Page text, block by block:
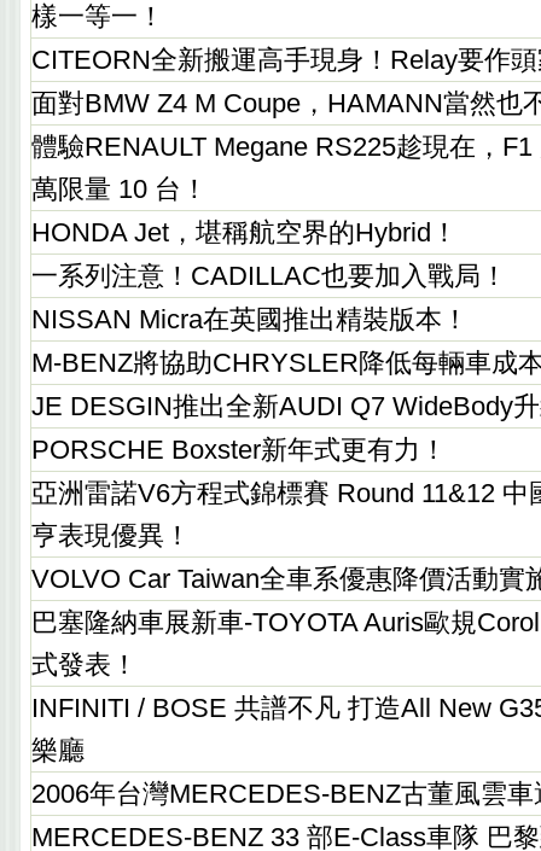
樣一等一！
CITEORN全新搬運高手現身！Relay要作
面對BMW Z4 M Coupe，HAMANN當然也
體驗RENAULT Megane RS225趁現在，
萬限量 10 台！
HONDA Jet，堪稱航空界的Hybrid！
一系列注意！CADILLAC也要加入戰局！
NISSAN Micra在英國推出精裝版本！
M-BENZ將協助CHRYSLER降低每輛車成
JE DESGIN推出全新AUDI Q7 WideBody
PORSCHE Boxster新年式更有力！
亞洲雷諾V6方程式錦標賽 Round 11&12 中
亨表現優異！
VOLVO Car Taiwan全車系優惠降價活動實
巴塞隆納車展新車-TOYOTA Auris歐規
式發表！
INFINITI / BOSE 共譜不凡 打造All New
樂廳
2006年台灣MERCEDES-BENZ古董風雲
MERCEDES-BENZ 33 部E-Class車隊 巴